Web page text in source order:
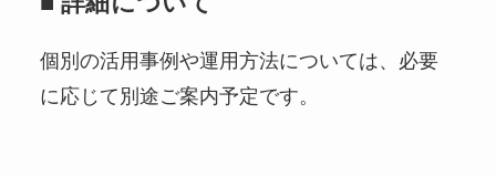
個別の活用事例や運用方法については、必要
に応じて別途ご案内予定です。